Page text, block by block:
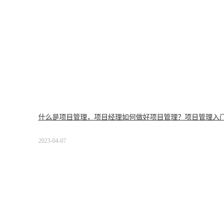
什么是项目管理，项目经理如何做好项目管理？项目管理入
2023-04-07